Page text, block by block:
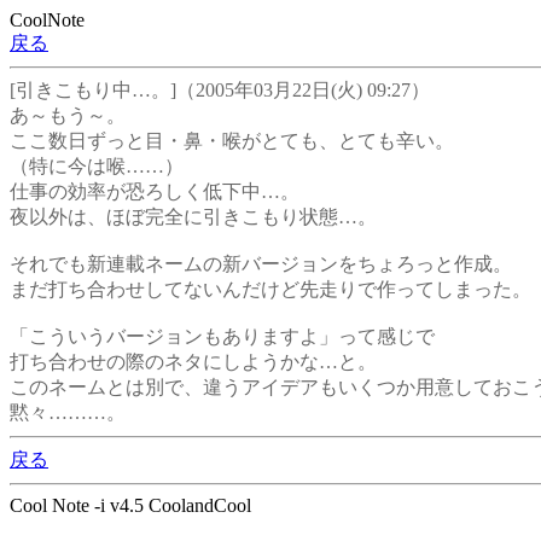
CoolNote
戻る
[引きこもり中…。]（2005年03月22日(火) 09:27）
あ～もう～。
ここ数日ずっと目・鼻・喉がとても、とても辛い。
（特に今は喉……）
仕事の効率が恐ろしく低下中…。
夜以外は、ほぼ完全に引きこもり状態…。
それでも新連載ネームの新バージョンをちょろっと作成。
まだ打ち合わせしてないんだけど先走りで作ってしまった。
「こういうバージョンもありますよ」って感じで
打ち合わせの際のネタにしようかな…と。
このネームとは別で、違うアイデアもいくつか用意しておこ
黙々………。
戻る
Cool Note -i v4.5 CoolandCool